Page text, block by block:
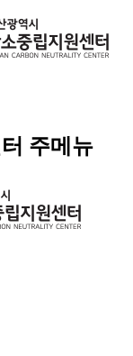
주메뉴